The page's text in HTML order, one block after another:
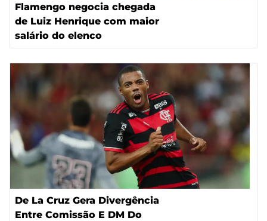
Flamengo negocia chegada
de Luiz Henrique com maior
salário do elenco
De La Cruz Gera Divergência
Entre Comissão E DM Do